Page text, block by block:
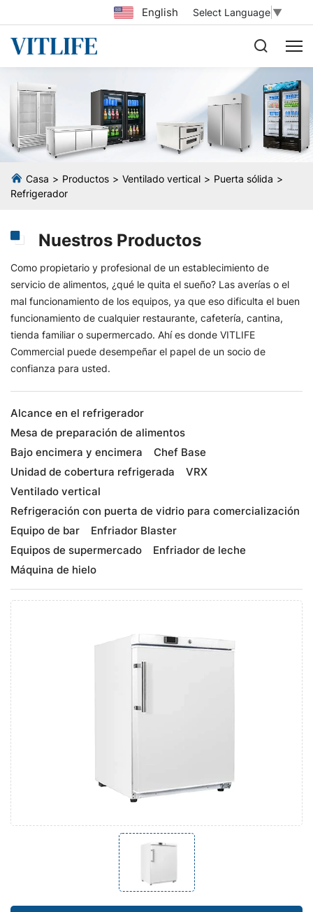
Select Language ▼
English
Casa Productos Ventilado vertical
Puerta sólida
Refrigerador
Nuestros Productos
Como propietario y profesional de un establecimiento de
servicio de alimentos, ¿qué le quita el sueño? Las averías o el
mal funcionamiento de los equipos, ya que eso dificulta el buen
funcionamiento de cualquier restaurante, cafetería, cantina,
tienda familiar o supermercado. Ahí es donde VITLIFE
Commercial puede desempeñar el papel de un socio de
confianza para usted.
Alcance en el refrigerador
Mesa de preparación de alimentos
Bajo encimera y encimera
Chef Base
Unidad de cobertura refrigerada
VRX
Ventilado vertical
Refrigeración con puerta de vidrio para comercialización
Equipo de bar
Enfriador Blaster
Equipos de supermercado
Enfriador de leche
Máquina de hielo